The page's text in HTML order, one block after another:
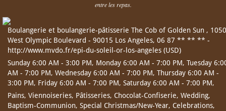
entre les repas.
Boulangerie et boulangerie-pâtisserie The Cob of Golden Sun , 1050
West Olympic Boulevard - 90015 Los Angeles, 06 87 ** ** ** -
http://www.mvdo.fr/epi-du-soleil-or-los-angeles (USD)
Sunday 6:00 AM - 3:00 PM, Monday 6:00 AM - 7:00 PM, Tuesday
AM - 7:00 PM, Wednesday 6:00 AM - 7:00 PM, Thursday 6:00 AM -
3:00 PM, Friday 6:00 AM - 7:00 PM, Saturday 6:00 AM - 7:00 PM,
Pains, Viennoiseries, Pâtisseries, Chocolat-Confiserie, Wedding,
Baptism-Communion, Special Christmas/New-Year, Celebrations,